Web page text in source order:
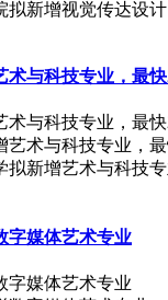
拟新增视觉传达设
与科技专业，最
与科技专业，最
拟新增艺术与科技
字媒体艺术专业
字媒体艺术专业